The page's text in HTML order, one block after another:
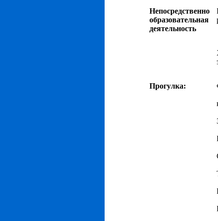
Непосредственно
образовательная
деятельность
Прогулка: